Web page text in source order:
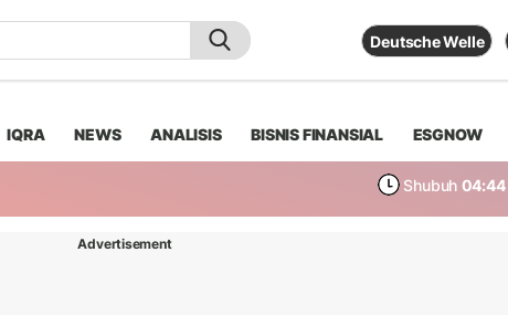
Deutsche Welle
IQRA NEWS ANALISIS BISNIS FINANSIAL ESGNOW
Shubuh 04:44
Advertisement